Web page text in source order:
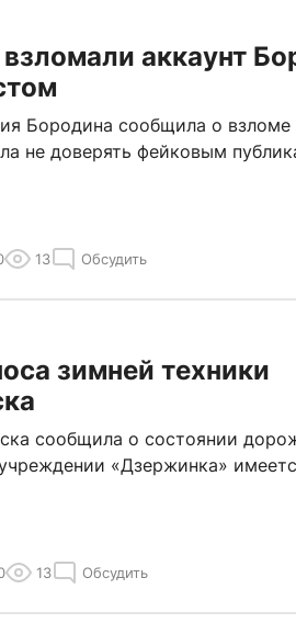
аккаунт
Бородина сообщила о взломе
не доверять фейковым
13 Обсудить
зимней техники
сообщила о состоянии
«Дзержинка»
13 Обсудить